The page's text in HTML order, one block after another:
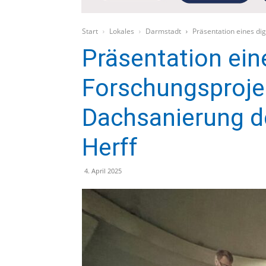
Start Lokales Darmstadt Präsentation eines
Präsentation
Dachsanierung
Herff
4. April 2025